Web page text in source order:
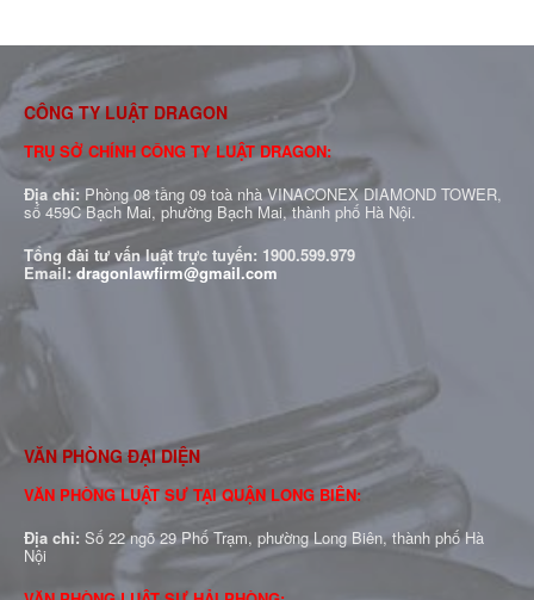
CÔNG TY LUẬT DRAGON
TRỤ SỞ CHÍNH CÔNG TY LUẬT DRAGON:
Địa chỉ: Phòng 08 tầng 09 toà nhà VINACONEX DIAMOND TOWER,
số 459C Bạch Mai, phường Bạch Mai, thành phố Hà Nội.
Tổng đài tư vấn luật trực tuyến: 1900.599.979
Email:dragonlawfirm@gmail.com
VĂN PHÒNG ĐẠI DIỆN
VĂN PHÒNG LUẬT SƯ TẠI QUẬN LONG BIÊN:
Địa chỉ: Số 22 ngõ 29 Phố Trạm, phường Long Biên, thành phố Hà
Nội